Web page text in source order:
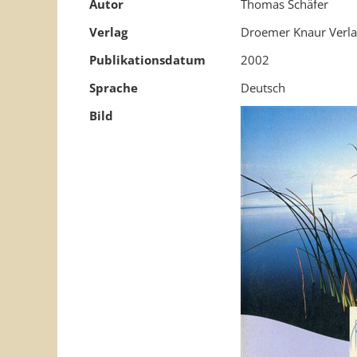
Autor
Thomas Schäfer
Verlag
Droemer Knaur
Publikationsdatum
2002
Sprache
Deutsch
Bild